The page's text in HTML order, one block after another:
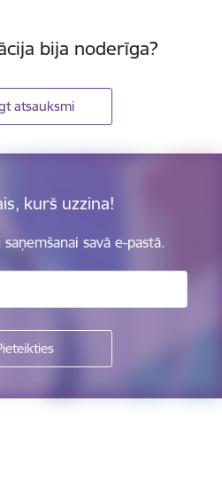
bija noderīga?
atsauksmi
kurš uzzina!
savā e-pastā.